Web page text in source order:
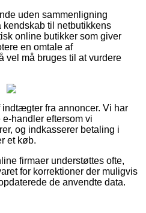
uden sammenligning
til netbutikkens
online butikker som giver
en omtale af
vel må bruges til at vurdere
fra annoncer. Vi har
handler eftersom vi
og indkasserer betaling i
et køb.
firmaer understøttes ofte,
for korrektioner der muligvis
de anvendte data.